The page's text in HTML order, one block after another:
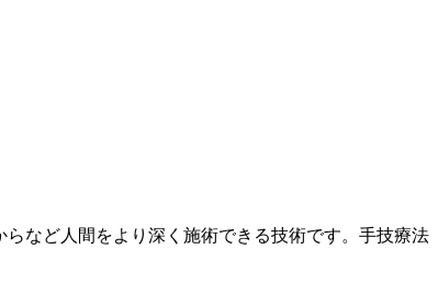
など人間をより深く施術できる技術です。手技療法